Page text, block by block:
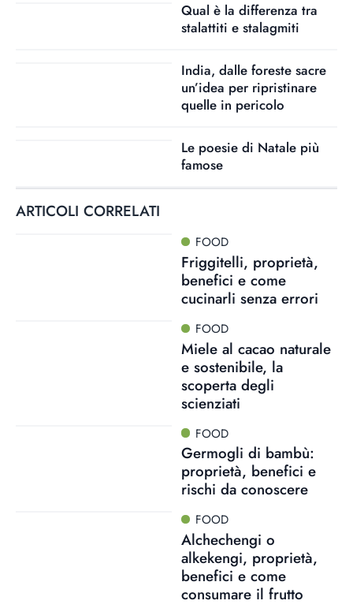
Qual è la differenza tra
stalattiti e stalagmiti
India, dalle foreste sacre
un’idea per ripristinare
quelle in pericolo
Le poesie di Natale più
famose
ARTICOLI CORRELATI
FOOD
Friggitelli, proprietà,
benefici e come
cucinarli senza errori
FOOD
Miele al cacao naturale
e sostenibile, la
scoperta degli
scienziati
FOOD
Germogli di bambù:
proprietà, benefici e
rischi da conoscere
FOOD
Alchechengi o
alkekengi, proprietà,
benefici e come
consumare il frutto